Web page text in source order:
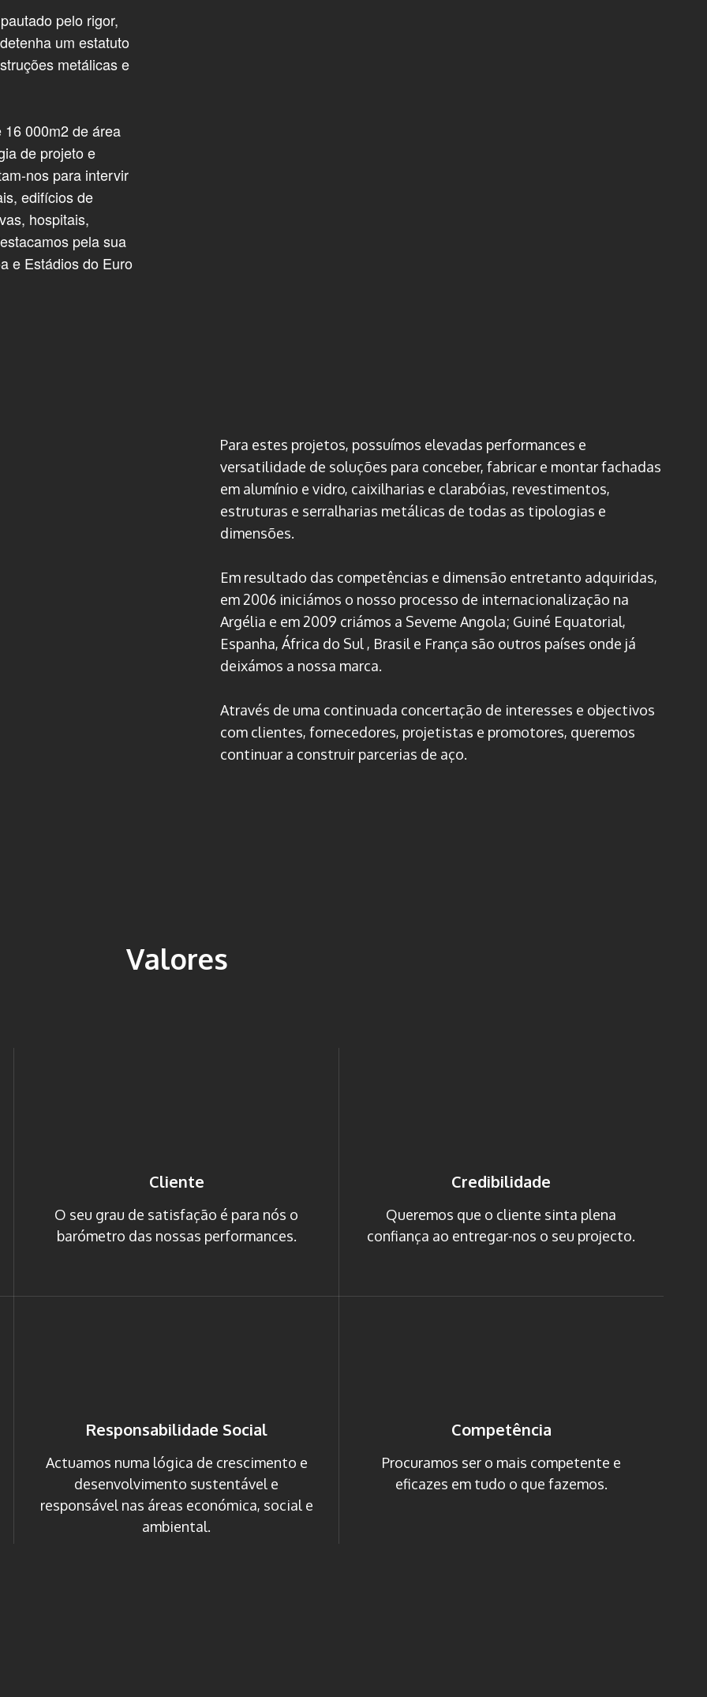
pelo rigor,
um estatuto
metálicas e
000m2 de área
de projeto e
nos para intervir
edifícios de
hospitais,
pela sua
e Estádios do Euro
Para estes projetos, possuímos elevadas performances e
versatilidade de soluções para conceber, fabricar e montar fachadas
em alumínio e vidro, caixilharias e clarabóias, revestimentos,
estruturas e serralharias metálicas de todas as tipologias e
dimensões.
Em resultado das competências e dimensão entretanto adquiridas,
em 2006 iniciámos o nosso processo de internacionalização na
Argélia e em 2009 criámos a Seveme Angola; Guiné Equatorial,
Espanha, África do Sul , Brasil e França são outros países onde já
deixámos a nossa marca.
Através de uma continuada concertação de interesses e objectivos
com clientes, fornecedores, projetistas e promotores, queremos
continuar a construir parcerias de aço.
Valores
Cliente
O seu grau de satisfação é para nós o
barómetro das nossas performances.
Credibilidade
Queremos que o cliente sinta plena
confiança ao entregar-nos o seu projecto.
Responsabilidade Social
Actuamos numa lógica de crescimento e
desenvolvimento sustentável e
responsável nas áreas económica, social e
ambiental.
Competência
Procuramos ser o mais competente e
eficazes em tudo o que fazemos.